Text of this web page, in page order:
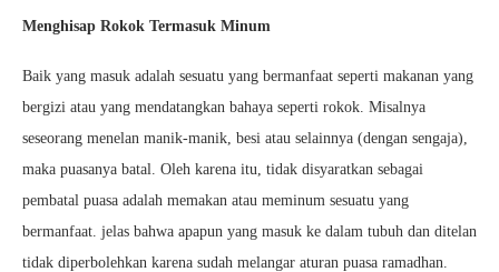
Menghisap Rokok Termasuk Minum
Baik yang masuk adalah sesuatu yang bermanfaat seperti makanan yang
bergizi atau yang mendatangkan bahaya seperti rokok. Misalnya
seseorang menelan manik-manik, besi atau selainnya (dengan sengaja),
maka puasanya batal. Oleh karena itu, tidak disyaratkan sebagai
pembatal puasa adalah memakan atau meminum sesuatu yang
bermanfaat. jelas bahwa apapun yang masuk ke dalam tubuh dan ditelan
tidak diperbolehkan karena sudah melangar aturan puasa ramadhan.